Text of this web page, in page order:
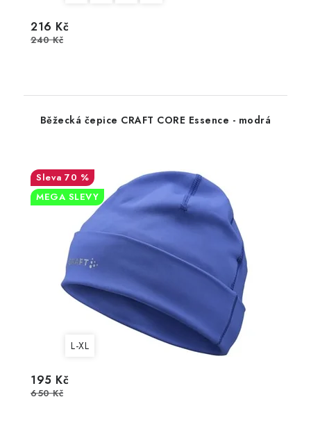
216 Kč
240 Kč
Běžecká čepice CRAFT CORE Essence - modrá
70 %
MEGA SLEVY
L-XL
195 Kč
650 Kč